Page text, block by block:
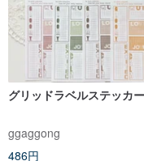
グリッドラベルステッカー
ggaggong
486円